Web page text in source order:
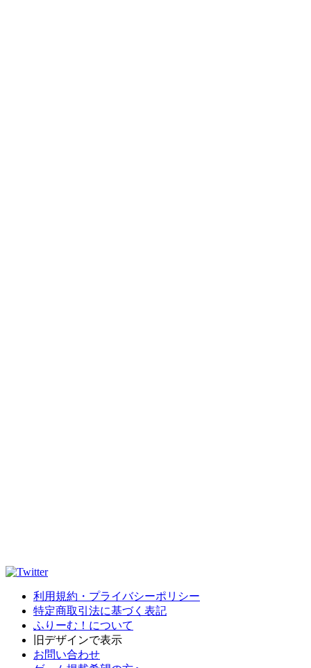
利用規約・プライバシーポリシー
特定商取引法に基づく表記
ふりーむ！について
旧デザインで表示
お問い合わせ